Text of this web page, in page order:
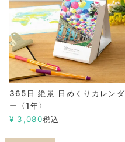
365日 絶景 日めくりカレンダ
ー〈1年〉
¥ 3,080税込